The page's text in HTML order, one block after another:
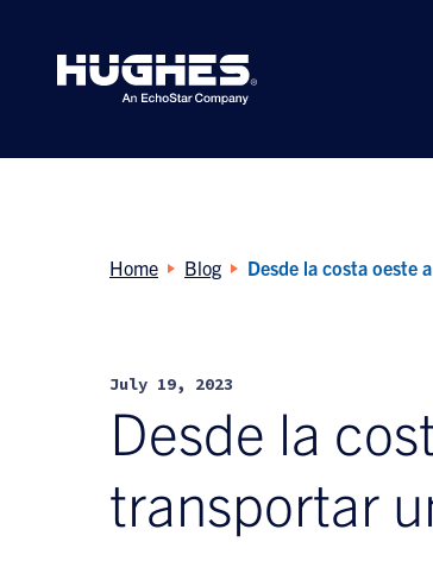
Home Blog Desde la costa oeste
July 19, 2023
Desde la
transportar